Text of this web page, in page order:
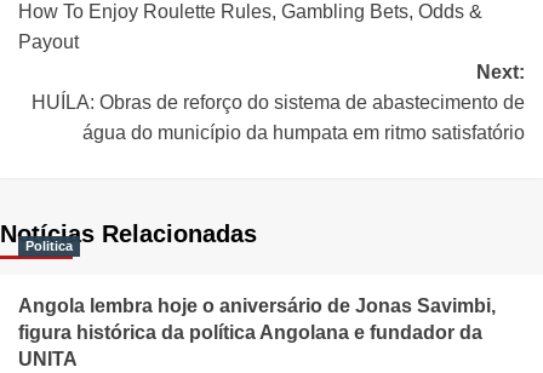
How To Enjoy Roulette Rules, Gambling Bets, Odds &
Payout
Next:
HUÍLA: Obras de reforço do sistema de abastecimento de
água do município da humpata em ritmo satisfatório
Notícias Relacionadas
Politica
Angola lembra hoje o aniversário de Jonas Savimbi,
figura histórica da política Angolana e fundador da
UNITA